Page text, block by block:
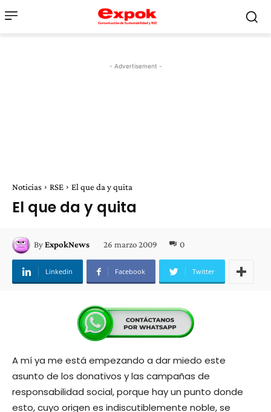
- Advertisement -
Noticias RSE El que da y quita
El que da y quita
ByExpokNews 26 marzo 2009 0
Linkedin Facebook Twitter
A mí ya me está empezando a dar miedo este
asunto de los donativos y las campañas de
responsabilidad social, porque hay un punto donde
esto, cuyo origen es indiscutiblemente noble, se